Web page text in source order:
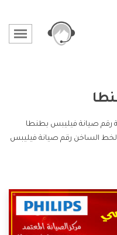
رقم صيانة فيليبس بطنطا
الساخن رقم صيانة فيليبس